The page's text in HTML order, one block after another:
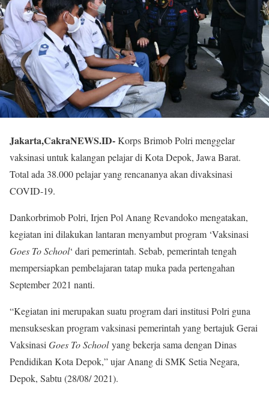
Jakarta,CakraNEWS.ID-Korps Brimob Polri menggelar
vaksinasi untuk kalangan pelajar di Kota Depok, Jawa Barat.
Total ada 38.000 pelajar yang rencananya akan divaksinasi
COVID-19.
Dankorbrimob Polri, Irjen Pol Anang Revandoko mengatakan,
kegiatan ini dilakukan lantaran menyambut program ‘Vaksinasi
Goes To School‘ dari pemerintah. Sebab, pemerintah tengah
mempersiapkan pembelajaran tatap muka pada pertengahan
September 2021 nanti.
“Kegiatan ini merupakan suatu program dari institusi Polri guna
mensukseskan program vaksinasi pemerintah yang bertajuk Gerai
Vaksinasi Goes To Schoolyang bekerja sama dengan Dinas
Pendidikan Kota Depok,” ujar Anang di SMK Setia Negara,
Depok, Sabtu (28/08/ 2021).